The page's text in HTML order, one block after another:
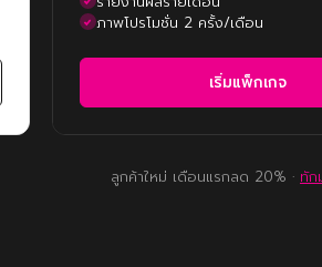
ภาพโปรโมชั่น 2 ครั้ง/เดือน
เริ่มแพ็กเกจ
ลูกค้าใหม่ เดือนแรกลด 20% · ทัก